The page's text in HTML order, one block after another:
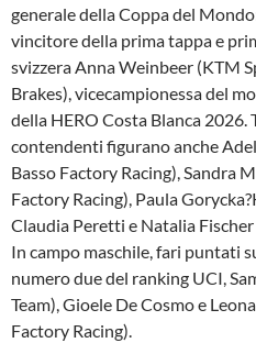
generale della Coppa del
vincitore della prima tappa e
svizzera Anna Weinbeer (KTM
Brakes), vicecampionessa del
della HERO Costa Blanca 2026.
contendenti figurano anche
Basso Factory Racing), Sandra
Factory Racing), Paula
Claudia Peretti e Natalia Fischer
In campo maschile, fari puntati
numero due del ranking UCI,
Team), Gioele De Cosmo e
Factory Racing).